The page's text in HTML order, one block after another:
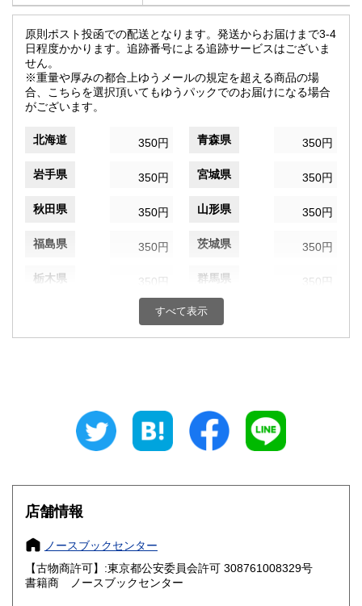
原則ポスト投函での配送となります。発送からお届けまで3-4
日程度かかります。追跡番号による追跡サービスはございま
せん。
※重量や厚みの都合上ゆうメールの規定を超える商品の場
合、こちらを選択頂いてもゆうパックでのお届けになる場合
がございます。
北海道 350円 青森県 350円
岩手県 350円 宮城県 350円
秋田県 350円 山形県 350円
福島県 350円 茨城県 350円
栃木県 350円 群馬県 350円
350円 千葉県
350円 福井県
350円 長野県
岐阜県 350円 静岡県 350円
愛知県
滋賀県 350円
大阪府
すべて表示
店舗情報
ノースブックセンター
【古物商許可】:東京都公安委員会許可 308761008329号
書籍商 ノースブックセンター